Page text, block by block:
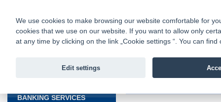
Fio bank
Fio banka
BANKING SERVICES
We use cookies to make browsing our website comfortable for
cookies that we use on our website. If you want to allow only
at any time by clicking on the link „Cookie settings “. You can
Edit settings